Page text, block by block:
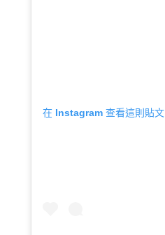
在 Instagram 查看這則貼文